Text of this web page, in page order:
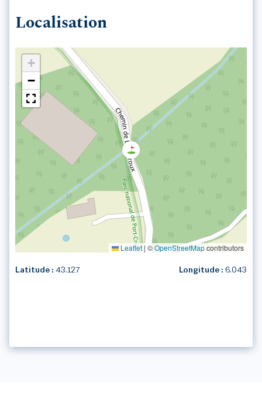
Localisation
+
−
Leaflet | ©OpenStreetMapcontributors
Latitude : 43.127 Longitude : 6.043